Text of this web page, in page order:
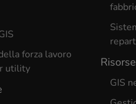
forza lavoro
utility
GIS